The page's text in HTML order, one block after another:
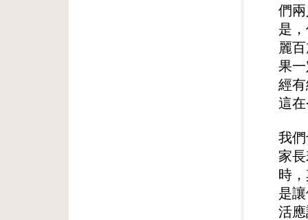
們
是
麗
果
經
這
我
家
時
是
活